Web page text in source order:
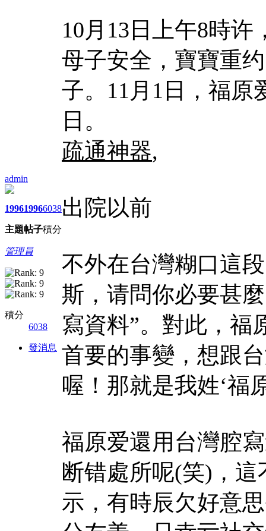
admin
1996
主題
1996
帖子
6038
積分
管理員
積分
6038
發消息
10月13日上午8時
母子安全，寶寶重
子。11月1日，福原
日。
疏通神器,
出院以前
不外在台灣糊口這
斯，请問你必要甚
寫資料”。對此，福
首要的事變，想跟
喔！那就是我姓‘福
福原爱還用台灣腔
断错處所呢(笑)，
示，有時辰欠好意